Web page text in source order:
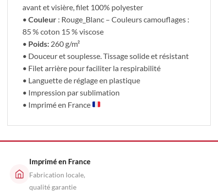
avant et visière, filet 100% polyester
• Couleur : Rouge_Blanc – Couleurs camouflages :
85 % coton 15 % viscose
• Poids: 260 g/m²
• Douceur et souplesse. Tissage solide et résistant
• Filet arrière pour faciliter la respirabilité
• Languette de réglage en plastique
• Impression par sublimation
• Imprimé en France
Imprimé en France
Fabrication locale,
qualité garantie